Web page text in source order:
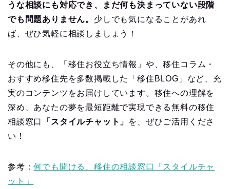
うな相談にも対応でき、まだ何も決まっていない段階
でも問題ありません。 少しでも気になることがあれ
ば、ぜひ気軽に相談しましょう！
その他にも、「移住お役立ち情報」や、移住コラム・
おすすめ移住先を多数掲載した「移住BLOG」など、充
実のコンテンツをお届けしています。移住への理解を
深め、あなたの夢を最短距離で実現できる無料の移住
相談窓口
「スタイルチャット」
を、ぜひご活用くださ
い！
参考：何でも聞ける、移住の相談窓口「スタイルチャ
ット」